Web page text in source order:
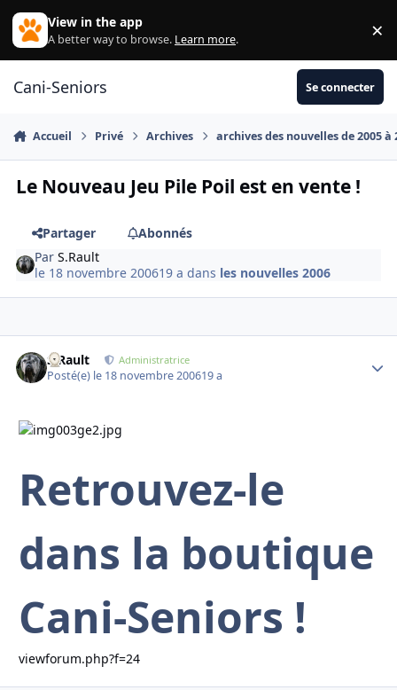
Aller au contenu
View in the app
A better way to browse. Learn more. ×
Cani-Seniors Se connecter
Accueil Privé Archives archives des nouvelles de 2005 à
Le Nouveau Jeu Pile Poil est en vente !
Partager
Abonnés
ParS.Rault
le 18 novembre 200619 a dans les nouvelles 2006
S.Rault Administratrice
Posté(e) le 18 novembre 200619 a
Retrouvez-le
dans la boutique
Cani-Seniors !
viewforum.php?f=24